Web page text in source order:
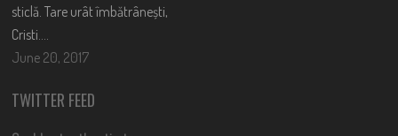
sticlă. Tare urât îmbătrânești,
Cristi….
June 20, 2017
TWITTER FEED